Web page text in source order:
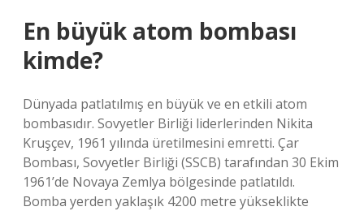
En büyük atom bombası
kimde?
Dünyada patlatılmış en büyük ve en etkili atom
bombasıdır. Sovyetler Birliği liderlerinden Nikita
Kruşçev, 1961 yılında üretilmesini emretti. Çar
Bombası, Sovyetler Birliği (SSCB) tarafından 30 Ekim
1961’de Novaya Zemlya bölgesinde patlatıldı.
Bomba yerden yaklaşık 4200 metre yükseklikte